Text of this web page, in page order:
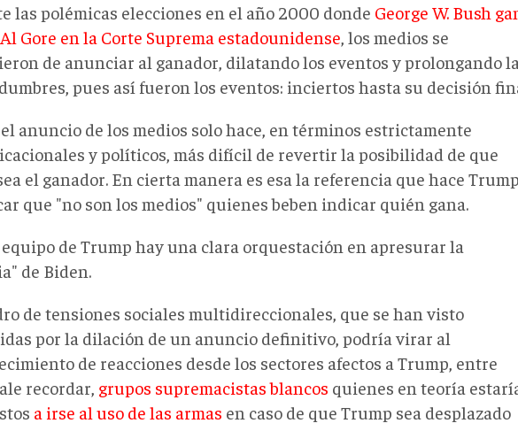
las polémicas elecciones en el año 2000 donde George W. Bush
Gore en la Corte Suprema estadounidense, los medios se
de anunciar al ganador, dilatando los eventos y prolongando
pues así fueron los eventos: inciertos hasta su decisión
anuncio de los medios solo hace, en términos estrictamente
y políticos, más difícil de revertir la posibilidad de que
el ganador. En cierta manera es esa la referencia que hace
que "no son los medios" quienes beben indicar quién gana.
equipo de Trump hay una clara orquestación en apresurar la
de Biden.
de tensiones sociales multidireccionales, que se han visto
por la dilación de un anuncio definitivo, podría virar al
de reacciones desde los sectores afectos a Trump, entre
recordar, grupos supremacistas blancos quienes en teoría
a irse al uso de las armas en caso de que Trump sea desplazado